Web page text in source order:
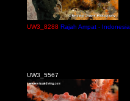
UW3_8288 Rajah Ampat - Indonesia
UW3_5567